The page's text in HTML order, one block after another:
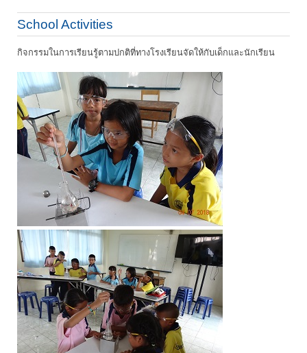
School Activities
กิจกรรมในการเรียนรู้ตามปกติที่ทางโรงเรียนจัดให้กับเด็กและนักเรียน